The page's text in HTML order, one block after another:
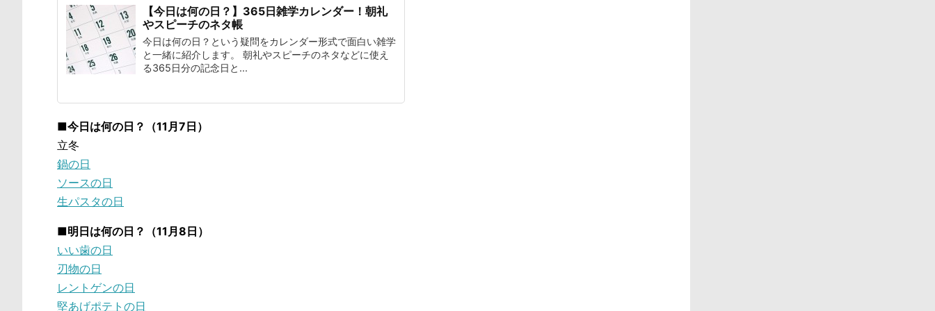
【今日は何の日？】365日雑学カレンダー！朝礼
やスピーチのネタ帳
今日は何の日？という疑問をカレンダー形式で面白い雑学
と一緒に紹介します。 朝礼やスピーチのネタなどに使え
る365日分の記念日と...
■今日は何の日？（11月7日）
立冬
鍋の日
ソースの日
生パスタの日
■明日は何の日？（11月8日）
いい歯の日
刃物の日
レントゲンの日
堅あげポテトの日